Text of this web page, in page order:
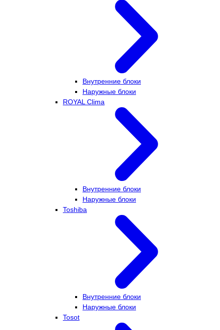
Внутренние блоки
Наружные блоки
ROYAL Clima
Внутренние блоки
Наружные блоки
Toshiba
Внутренние блоки
Наружные блоки
Tosot